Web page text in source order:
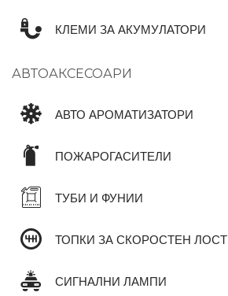
КЛЕМИ ЗА АКУМУЛАТОРИ
АВТОАКСЕСОАРИ
АВТО АРОМАТИЗАТОРИ
ПОЖАРОГАСИТЕЛИ
ТУБИ И ФУНИИ
ТОПКИ ЗА СКОРОСТЕН ЛОСТ
СИГНАЛНИ ЛАМПИ